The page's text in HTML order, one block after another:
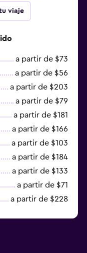
viaje
a partir de $73
a partir de $56
a partir de $203
a partir de $79
a partir de $181
a partir de $166
a partir de $103
a partir de $184
a partir de $133
a partir de $71
a partir de $228